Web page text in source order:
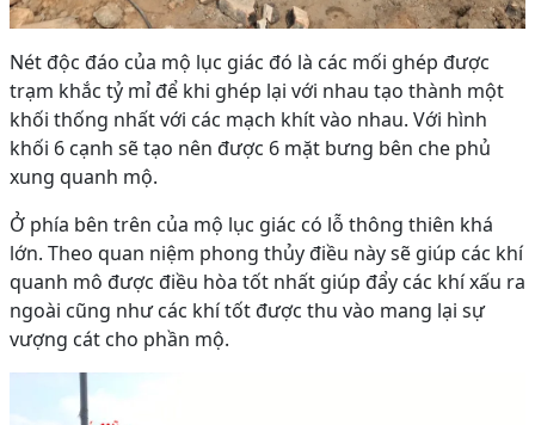
Nét độc đáo của mộ lục giác đó là các mối ghép được
trạm khắc tỷ mỉ để khi ghép lại với nhau tạo thành một
khối thống nhất với các mạch khít vào nhau. Với hình
khối 6 cạnh sẽ tạo nên được 6 mặt bưng bên che phủ
xung quanh mộ.
Ở phía bên trên của mộ lục giác có lỗ thông thiên khá
lớn. Theo quan niệm phong thủy điều này sẽ giúp các khí
quanh mô được điều hòa tốt nhất giúp đẩy các khí xấu ra
ngoài cũng như các khí tốt được thu vào mang lại sự
vượng cát cho phần mộ.